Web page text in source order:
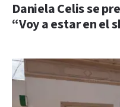
Daniela Celis se
“Voy a estar en el